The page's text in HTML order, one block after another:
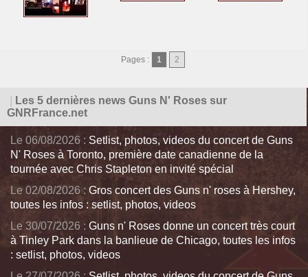
Pages : 1 2
Les 5 dernières news Guns N' Roses sur
GNRFrance.net
Le 06/08/2026 : Setlist, photos, videos du concert de Guns
N' Roses à Toronto, première date canadienne de la
tournée avec Chris Stapleton en invité spécial
Le 02/08/2026 :Gros concert des Guns n' roses à Hershey,
toutes les infos : setlist, photos, videos
Le 30/07/2026 : Guns n' Roses donne un concert très court
à Tinley Park dans la banlieue de Chicago, toutes les infos
: setlist, photos, videos